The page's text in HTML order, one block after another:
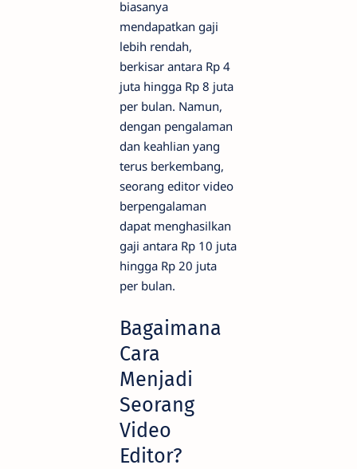
biasanya
mendapatkan gaji
lebih rendah,
berkisar antara Rp 4
juta hingga Rp 8 juta
per bulan. Namun,
dengan pengalaman
dan keahlian yang
terus berkembang,
seorang editor video
berpengalaman
dapat menghasilkan
gaji antara Rp 10 juta
hingga Rp 20 juta
per bulan.
Bagaimana
Cara
Menjadi
Seorang
Video
Editor?